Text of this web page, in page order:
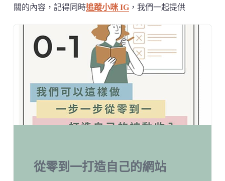
關的內容，記得同時追蹤小咪 IG，我們一起提供
從零到一打造自己的網站